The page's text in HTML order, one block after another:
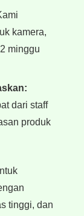
kamera,
minggu
dari staff
produk
tinggi, dan